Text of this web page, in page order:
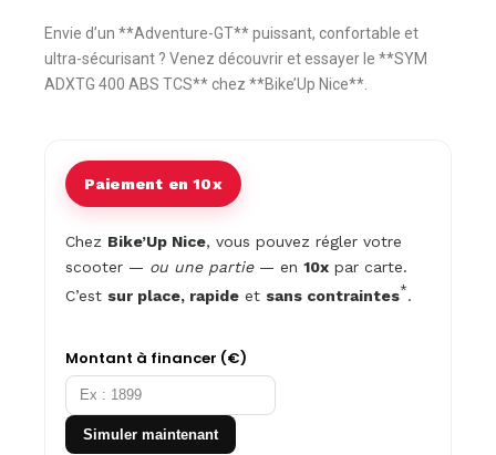
Envie d’un **Adventure-GT** puissant, confortable et
ultra-sécurisant ? Venez découvrir et essayer le **SYM
ADXTG 400 ABS TCS** chez **Bike’Up Nice**.
Paiement en 10x
Chez Bike’Up Nice, vous pouvez régler votre
scooter — ou une partie— en 10x par carte.
C’est sur place, rapide et sans contraintes*.
Montant à financer (€)
Simuler maintenant